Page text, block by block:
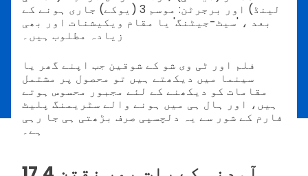
لینڈ) اور برجرٹن: موسم 3 (یوکے) جاری ہونے کے
بعد ، 'سیٹ-جیٹنگ' یا مقام ویکیشنات اور بھی
زیادہ مطلوب ہیں۔
فلم اور ٹی وی شو کے شوقین جب اپنے گھر یا
سینما میں دیکھتے ہیں تو محصول پر مشتمل
مقامات کو دیکھنے کے لئے مجبور محسوس ہوتے
ہیں، اور ہال ہی میں ہونے والے سٹریمنگ پلیٹ
فارم کے شور سے یہ دلچسپی صرف بڑھتی ہی جا رہی
ہے۔